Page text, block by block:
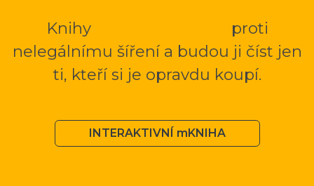
Knihy
proti
nelegálnímu šíření a budou ji číst jen
ti, kteří si je opravdu koupí.
INTERAKTIVNÍ mKNIHA